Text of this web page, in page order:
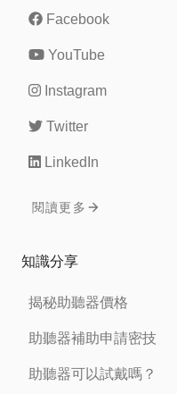
Facebook
YouTube
Instagram
Twitter
LinkedIn
閱讀更多
知識分享
揭秘助聽器價格
助聽器補助申請密技
助聽器可以試戴嗎？